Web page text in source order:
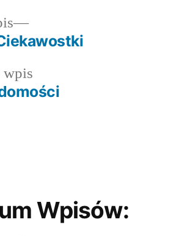
wpis
wpis:
Następny
wpis:
Wpisów: